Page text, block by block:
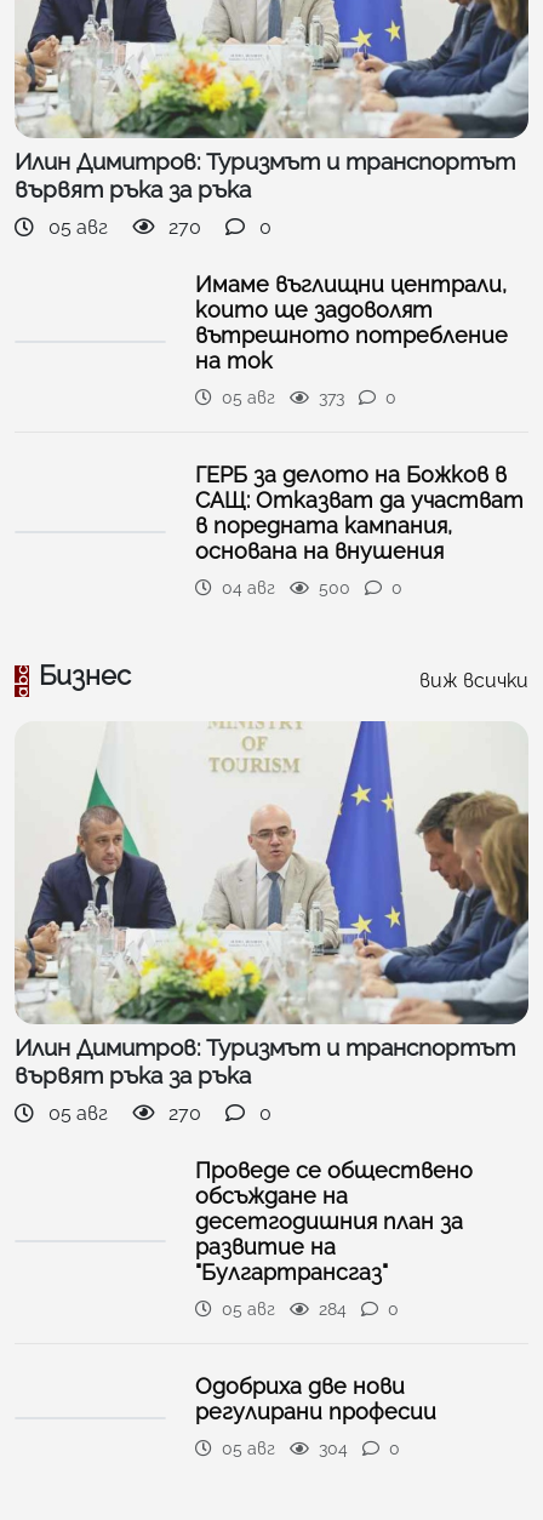
Илин Димитров: Туризмът и транспортът
вървят ръка за ръка
05 авг 270 0
Имаме въглищни централи,
които ще задоволят
вътрешното потребление
на ток
05 авг 373 0
ГЕРБ за делото на Божков в
САЩ: Отказват да участват
в поредната кампания,
основана на внушения
04 авг 500 0
Бизнес виж всички
Илин Димитров: Туризмът и транспортът
вървят ръка за ръка
05 авг 270 0
Проведе се обществено
обсъждане на
десетгодишния план за
развитие на
"Булгартрансгаз"
05 авг 284 0
Одобриха две нови
регулирани професии
05 авг 304 0